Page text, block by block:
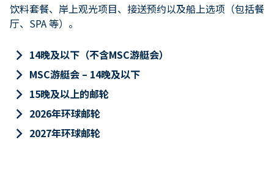
饮料套餐、岸上观光项目、接送预约以及船上选项（包括餐
厅、SPA 等）。
keyboard_arrow_right 14晚及以下（不含MSC游艇会）
keyboard_arrow_right MSC游艇会 – 14晚及以下
keyboard_arrow_right 15晚及以上的邮轮
keyboard_arrow_right 2026年环球邮轮
keyboard_arrow_right 2027年环球邮轮